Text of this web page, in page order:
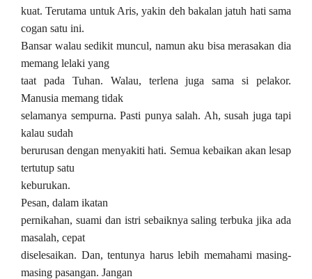
kuat. Terutama untuk Aris, yakin deh bakalan jatuh hati sama
cogan satu ini.
Bansar walau sedikit muncul, namun aku bisa merasakan dia
memang lelaki yang
taat pada Tuhan. Walau, terlena juga sama si pelakor.
Manusia memang tidak
selamanya sempurna. Pasti punya salah. Ah, susah juga tapi
kalau sudah
berurusan dengan menyakiti hati. Semua kebaikan akan lesap
tertutup satu
keburukan.
Pesan, dalam ikatan
pernikahan, suami dan istri sebaiknya saling terbuka jika ada
masalah, cepat
diselesaikan. Dan, tentunya harus lebih memahami masing-
masing pasangan. Jangan